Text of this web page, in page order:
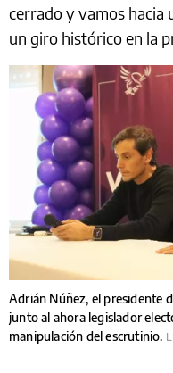
cerrado y vamos hacia
un giro histórico en la
Adrián Núñez, el presidente
junto al ahora legislador
manipulación del escrutinio.